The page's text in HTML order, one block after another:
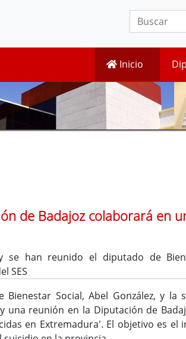
Inicio
de Badajoz colaborará en
se han reunido el diputado de
SES
Bienestar Social, Abel González, y
una reunión en la Diputación de
en Extremadura'. El objetivo es